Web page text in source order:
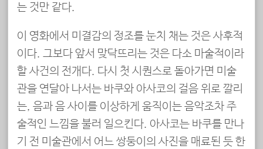
는 것만 같다.
이 영화에서 미결감의 정조를 눈치 채는 것은 사후적
이다. 그보다 앞서 맞닥뜨리는 것은 다소 마술적이라
할 사건의 전개다. 다시 첫 시퀀스로 돌아가면 미술
관을 연달아 나서는 바쿠와 아사코의 걸음 위로 깔리
는, 음과 음 사이를 이상하게 움직이는 음악조차 주
술적인 느낌을 불러 일으킨다. 아사코는 바쿠를 만나
기 전 미술관에서 어느 쌍둥이의 사진을 매료된 듯 한